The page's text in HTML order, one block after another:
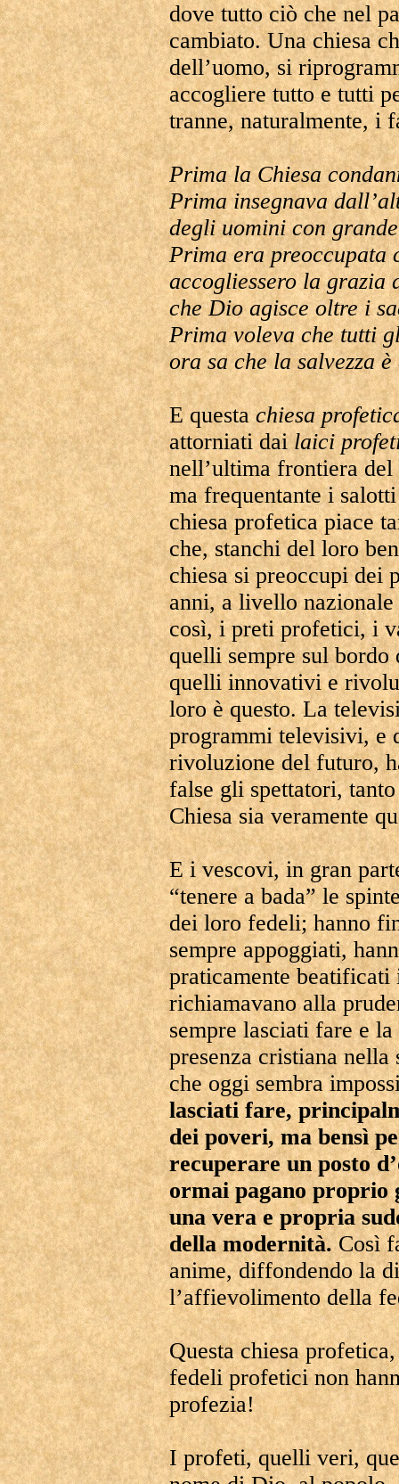
dove tutto ciò che nel
cambiato. Una chiesa
dell’uomo, si
accogliere tutto e tutti
tranne, naturalmente, i
Prima la Chiesa
Prima insegnava
degli uomini con
Prima era preoccupata
accogliessero la grazia
che Dio agisce oltre i
Prima voleva che tutti
ora sa che la salvezza
E questachiesa
attorniati dailaici
nell’ultima frontiera
ma frequentante i
chiesa profetica piace
che, stanchi del loro
chiesa si preoccupi dei
anni, a livello
così, i preti profetici, i
quelli sempre sul bordo
quelli innovativi e
loro è questo. La
programmi televisivi, e
rivoluzione del futuro,
false gli spettatori,
Chiesa sia veramente
E i vescovi, in gran
“tenere a bada” le
dei loro fedeli; hanno
sempre appoggiati,
praticamente
richiamavano alla
sempre lasciati fare e
presenza cristiana
che oggi sembra
lasciati fare,
dei poveri, ma bensì
recuperare un posto
ormai pagano
una vera e propria
della modernità.Così
anime, diffondendo la
l’affievolimento della
Questa chiesa
fedeli profetici non
profezia!
I profeti, quelli veri,